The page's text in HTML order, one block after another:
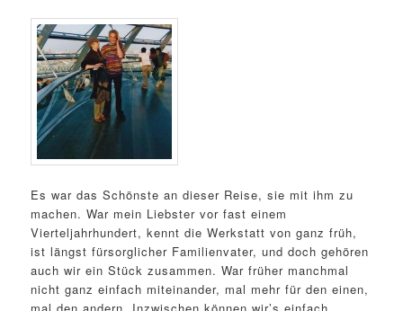
Es war das Schönste an dieser Reise, sie mit ihm zu
machen. War mein Liebster vor fast einem
Vierteljahrhundert, kennt die Werkstatt von ganz früh,
ist längst fürsorglicher Familienvater, und doch gehören
auch wir ein Stück zusammen. War früher manchmal
nicht ganz einfach miteinander, mal mehr für den einen,
mal den andern. Inzwischen können wir’s einfach